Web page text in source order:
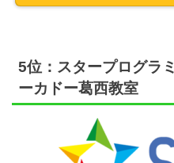
5位：スタープログラ
ーカドー葛西教室